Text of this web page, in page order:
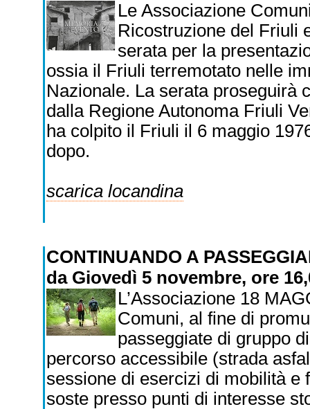
Le Associazione
Ricostruzione del Friuli
serata per la
ossia il Friuli terremotato nelle
Nazionale. La serata proseguirà
dalla Regione Autonoma Friuli
ha colpito il Friuli il 6 maggio
dopo.
scarica locandina
CONTINUANDO A
da Giovedì 5 novembre, ore
L’Associazione 18
Comuni, al fine di
passeggiate di gruppo
percorso accessibile (strada
sessione di esercizi di mobilità e
soste presso punti di interesse